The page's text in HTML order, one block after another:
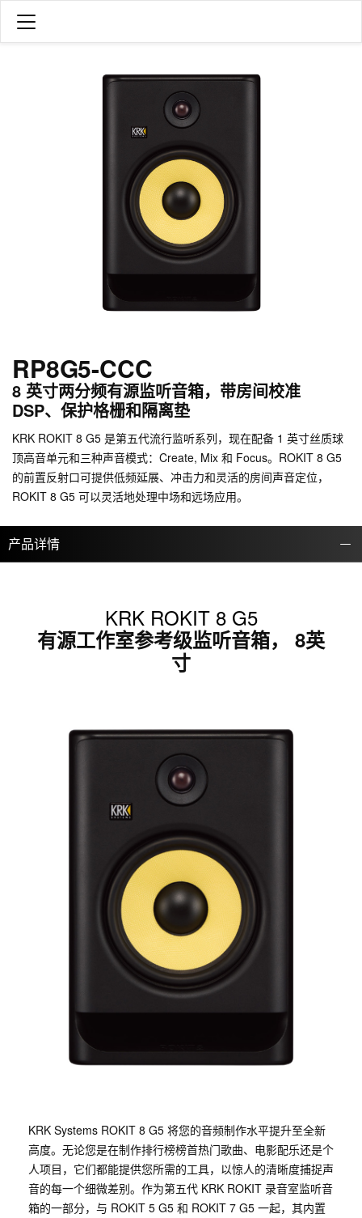
RP8G5-CCC
8 英寸两分频有源监听音箱，带房间校准
DSP、保护格栅和隔离垫
KRK ROKIT 8 G5 是第五代流行监听系列，现在配备 1 英寸丝质球
顶高音单元和三种声音模式：Create, Mix 和 Focus。ROKIT 8 G5
的前置反射口可提供低频延展、冲击力和灵活的房间声音定位，
ROKIT 8 G5 可以灵活地处理中场和远场应用。
产品详情
KRK ROKIT 8 G5
有源工作室参考级监听音箱， 8英
寸
KRK Systems ROKIT 8 G5 将您的音频制作水平提升至全新
高度。无论您是在制作排行榜榜首热门歌曲、电影配乐还是个
人项目，它们都能提供您所需的工具，以惊人的清晰度捕捉声
音的每一个细微差别。作为第五代 KRK ROKIT 录音室监听音
箱的一部分，与 ROKIT 5 G5 和 ROKIT 7 G5 一起，其内置